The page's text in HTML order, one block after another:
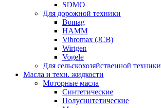
SDMO
Для дорожной техники
Bomag
HAMM
Vibromax (JCB)
Wirtgen
Vogele
Для сельскохозяйственной техники
Масла и техн. жидкости
Моторные масла
Синтетические
Полусинтетические